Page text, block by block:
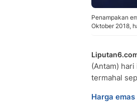
Penampakan
Oktober 2018,
(Antam)
termahal
Harga